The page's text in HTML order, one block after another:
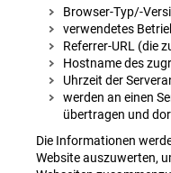
Browser-Typ/-
verwendetes
Referrer-URL (die
Hostname des
Uhrzeit der
werden an einen
übertragen und
Die Informationen
Website auszuwerten,